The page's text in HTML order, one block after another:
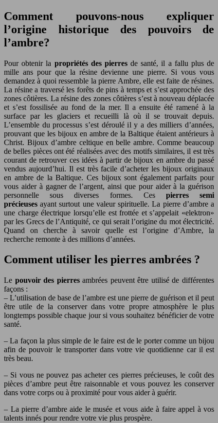
Comment pouvons-nous expliquer
l’origine historique des pouvoirs de
l’ambre?
Pour obtenir la propriétés des pierresde santé, il a fallu plus de
mille ans pour que la résine devienne une pierre. Si vous vous
demandez à quoi ressemble la pierre Ambre, elle est faite de résines.
La résine a traversé les forêts de pins à temps et s’est approchée des
zones côtières. La résine des zones côtières s’est à nouveau déplacée
et s’est fossilisée au fond de la mer. Il a ensuite été ramené à la
surface par les glaciers et recueilli là où il se trouvait depuis.
L’ensemble du processus s’est déroulé il y a des milliers d’années,
prouvant que les bijoux en ambre de la Baltique étaient antérieurs à
Christ. Bijoux d’ambre celtique en belle ambre. Comme beaucoup
de belles pièces ont été réalisées avec des motifs similaires, il est très
courant de retrouver ces idées à partir de bijoux en ambre du passé
vendus aujourd’hui. Il est très facile d’acheter les bijoux originaux
en ambre de la Baltique. Ces bijoux sont également parfaits pour
vous aider à gagner de l’argent, ainsi que pour aider à la guérison
personnelle sous diverses formes. Ces pierres semi
précieuses ayant surtout une valeur spirituelle. La pierre d’ambre a
une charge électrique lorsqu’elle est frottée et s’appelait «elektron»
par les Grecs de l’Antiquité, ce qui serait l’origine du mot électricité.
Quand on cherche à savoir quelle est l’origine d’Ambre, la
recherche remonte à des millions d’années.
Comment utiliser les pierres ambrées ?
Le pouvoir des pierresambrées peuvent être utilisé de différentes
façons :
– L’utilisation de base de l’ambre est une pierre de guérison et il peut
être utile de la conserver dans votre propre atmosphère le plus
longtemps possible chaque jour si vous souhaitez bénéficier de votre
santé.
– La façon la plus simple de le faire est de le porter comme un bijou
afin de pouvoir le transporter dans votre vie quotidienne car il est
très beau.
– Si vous ne pouvez pas acheter ces pierres précieuses, le coût des
pièces d’ambre peut être raisonnable et vous pouvez les conserver
dans votre corps ou à proximité pour vous aider à guérir.
– La pierre d’ambre aide le musée et vous aide à faire appel à vos
talents innés pour rendre votre vie plus prospère.